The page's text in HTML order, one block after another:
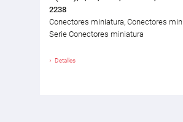
2238
Conectores miniatura, Conectores
Serie Conectores miniatura
Detalles